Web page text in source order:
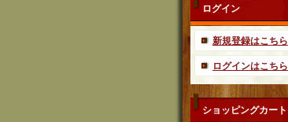
ログイン
新規登録はこちら
ログインはこちら
ショッピングカート